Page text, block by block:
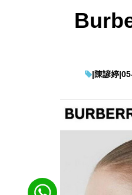
|陳諺婷|